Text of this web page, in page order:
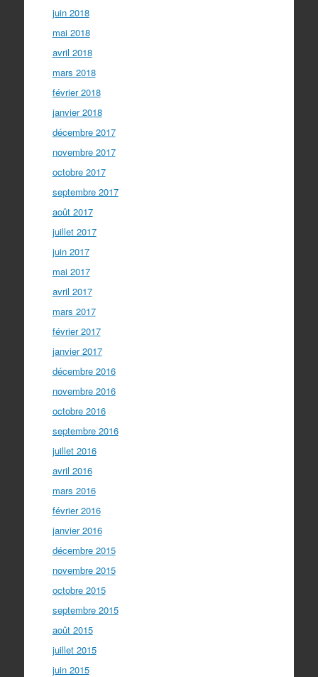
juin 2018
mai 2018
avril 2018
mars 2018
février 2018
janvier 2018
décembre 2017
novembre 2017
octobre 2017
septembre 2017
août 2017
juillet 2017
juin 2017
mai 2017
avril 2017
mars 2017
février 2017
janvier 2017
décembre 2016
novembre 2016
octobre 2016
septembre 2016
juillet 2016
avril 2016
mars 2016
février 2016
janvier 2016
décembre 2015
novembre 2015
octobre 2015
septembre 2015
août 2015
juillet 2015
juin 2015